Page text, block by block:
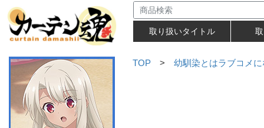
取り扱いタイトル
TOP > 幼馴染とはラブコメ